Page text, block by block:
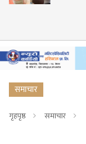
समाचार
गृहपृष्ठ समाचार